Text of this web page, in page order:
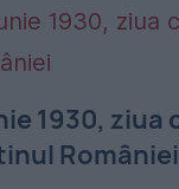
1930, ziua
României